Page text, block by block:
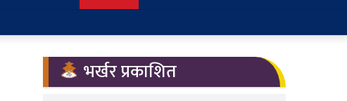
भर्खर प्रकाशित